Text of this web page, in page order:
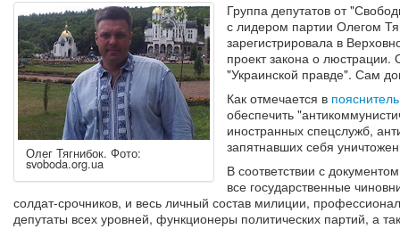
Олег Тягнибок. Фото:
svoboda.org.ua
Группа депутатов от
с лидером партии Олегом
зарегистрировала в
проект закона о
"Украинской правде". Сам
Как отмечается в
обеспечить
иностранных спецслужб,
запятнавших себя
В соответствии с
все государственные
солдат-срочников, и весь личный состав милиции,
депутаты всех уровней, функционеры политических партий, а